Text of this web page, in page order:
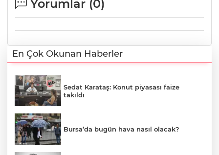
Yorumlar (0)
En Çok Okunan Haberler
Sedat Karataş: Konut piyasası faize
takıldı
Bursa’da bugün hava nasıl olacak?